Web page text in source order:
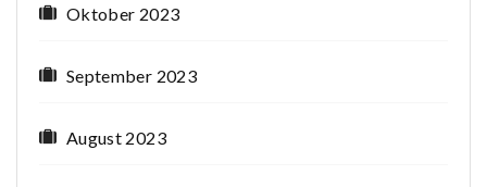
Oktober 2023
September 2023
August 2023